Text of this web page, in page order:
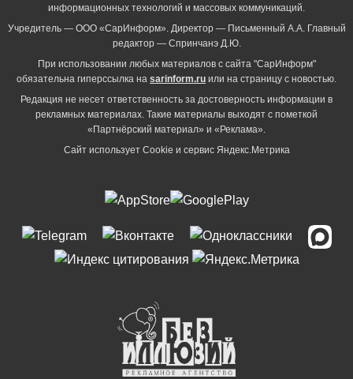
информационных технологий и массовых коммуникаций.
Учредитель — ООО «СарИнформ». Директор — Письменный А.А. Главный
редактор — Спринчанэ Д.Ю.
При использовании любых материалов с сайта "СарИнформ"
обязательна гиперссылка на sarinform.ru или на страницу с новостью.
Редакция не несет ответственность за достоверность информации в
рекламных материалах. Такие материалы выходят с пометкой
«Партнёрский материал» и «Реклама».
Сайт использует Cookie и сервиc Яндекс.Метрика